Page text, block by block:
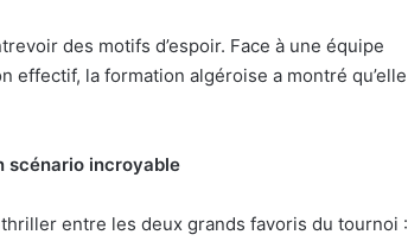
des motifs d’espoir. Face à une équipe
effectif, la formation algéroise a montré qu’elle
scénario incroyable
entre les deux grands favoris du tournoi :